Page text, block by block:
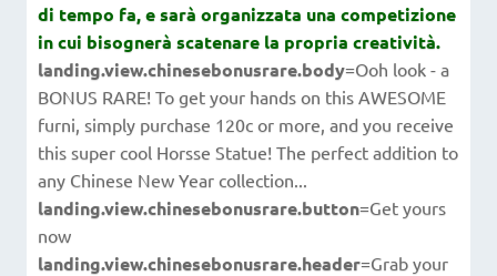
di tempo fa, e sarà organizzata una competizione
in cui bisognerà scatenare la propria creatività.
landing.view.chinesebonusrare.body=Ooh look - a
BONUS RARE! To get your hands on this AWESOME
furni, simply purchase 120c or more, and you receive
this super cool Horsse Statue! The perfect addition to
any Chinese New Year collection...
landing.view.chinesebonusrare.button=Get yours
now
landing.view.chinesebonusrare.header=Grab your